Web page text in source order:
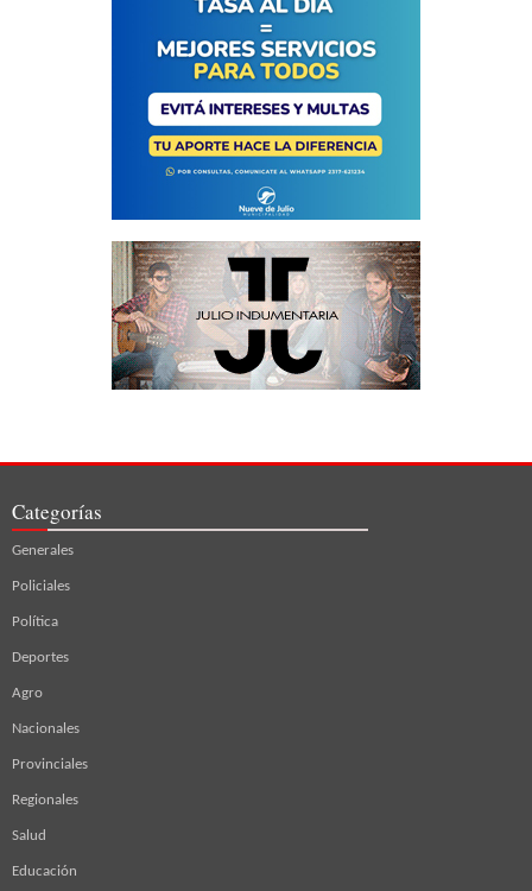
Categorías
Generales
Policiales
Política
Deportes
Agro
Nacionales
Provinciales
Regionales
Salud
Educación